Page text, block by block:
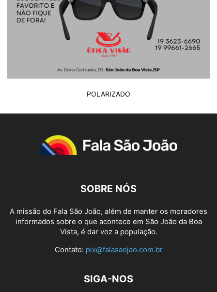
POLARIZADO
SOBRE NÓS
A missão do Fala São João, além de manter os moradores
informados sobre o que acontece em São João da Boa
Vista, é dar voz a população.
Contato: pix@falasaojao.com.br
SIGA-NOS